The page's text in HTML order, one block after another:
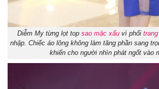
Diễm My từng lọt top sao mặc xấu vì phối
nhập. Chiếc áo lông không làm tăng phần sang
khiến cho người nhìn phát ngốt vào